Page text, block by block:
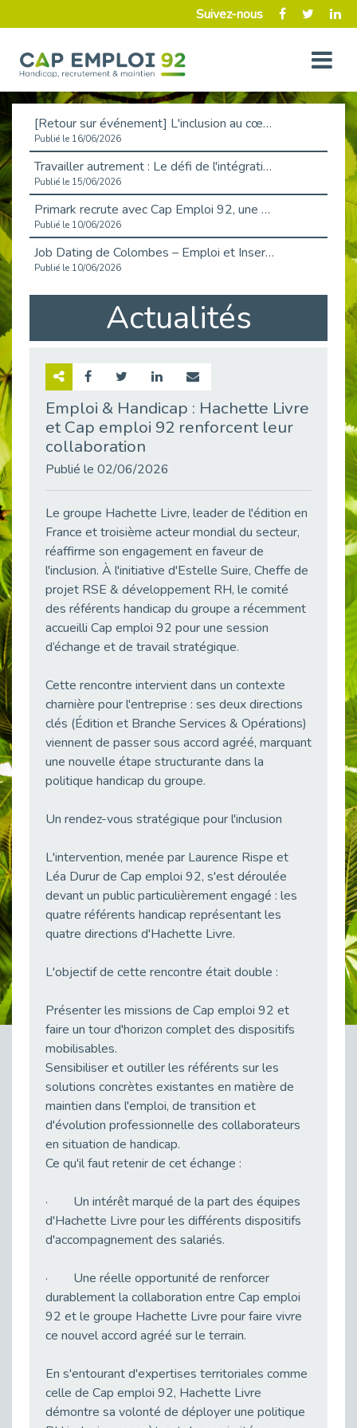
Suivez-nous
[Retour sur événement] L'inclusion au cœur de la Place de l'Emploi à La Défense !
Publié le 16/06/2026
Travailler autrement : Le défi de l'intégration des maladies chroniques en entreprise
Publié le 15/06/2026
Primark recrute avec Cap Emploi 92, une matinée couronnée de succès !
Publié le 10/06/2026
Job Dating de Colombes – Emploi et Insertion
Publié le 10/06/2026
Aborder l'entretien et la situation de handicap en toute confiance
Publié le 09/06/2026
Retour sur l’atelier « Optimiser sa recherche d’emploi »
Emploi & Handicap : Hachette Livre et Cap emploi 92 renforcent leur collaboration
Publié le 02/06/2026
« Confiance en soi et acceptation du handicap » : un levier puissant vers l’emploi
Publié le 22/05/2026
Handicap et emploi : une matinée pour briser les tabous
Publié le 21/05/2026
L’alternance : un levier stratégique pour recruter et inclure durablement
Publié le 18/05/2026
Publié le 12/05/2026
CAP EMPLOI 92 : L’inclusion portée à son sommet, bien au-delà des quotas
Publié le 12/05/2026
38 vidéos pour comprendre et agir durablement
Publié le 04/05/2026
Publié le 04/05/2026
L'alternance : un tremplin vers l'emploi aussi pour les personnes en situation de handicap
Témoignage : Le parcours de Marc, 44 ans
Publié le 30/04/2026
L’Aménagement Raisonnable : Un Levier pour l’Équité
Publié le 29/04/2026
Mobilisation pour l’alternance et le handicap
Publié le 24/04/2026
Handicap moteur et emploi : réussir ses recrutements vidéo
Publié le 23/04/2026
Publié le 22/04/2026
Publié le 20/04/2026
[RETOUR SUR] Une session de recrutement inclusive réussie à Asnières !
Publié le 20/04/2026
Cap Emploi 92 s'engage pour la santé mentale : La formation PSSM au cœur de l'accompagnement
Publié le 13/04/2026
Journée mondiale de la maladie de Parkinson : Mieux comprendre pour mieux accompagner
Publié le 11/04/2026
L’alternance pour tous : Cap Emploi 92 et Seine Ouest Entreprise et Emploi mobilisés à Boulogne-Billancourt
Actualités
Emploi & Handicap : Hachette Livre
et Cap emploi 92 renforcent leur
collaboration
Publié le 02/06/2026
Le groupe Hachette Livre, leader de l'édition en
France et troisième acteur mondial du secteur,
réaffirme son engagement en faveur de
l'inclusion. À l'initiative d'Estelle Suire, Cheffe de
projet RSE & développement RH, le comité
des référents handicap du groupe a récemment
accueilli Cap emploi 92 pour une session
d’échange et de travail stratégique.
Cette rencontre intervient dans un contexte
charnière pour l'entreprise : ses deux directions
clés (Édition et Branche Services & Opérations)
viennent de passer sous accord agréé, marquant
une nouvelle étape structurante dans la
politique handicap du groupe.
Un rendez-vous stratégique pour l'inclusion
L'intervention, menée par Laurence Rispe et
Léa Durur de Cap emploi 92, s'est déroulée
devant un public particulièrement engagé : les
quatre référents handicap représentant les
quatre directions d'Hachette Livre.
L'objectif de cette rencontre était double :
Présenter les missions de Cap emploi 92 et
faire un tour d'horizon complet des dispositifs
mobilisables.
Sensibiliser et outiller les référents sur les
solutions concrètes existantes en matière de
maintien dans l'emploi, de transition et
d'évolution professionnelle des collaborateurs
en situation de handicap.
Ce qu'il faut retenir de cet échange :
· Un intérêt marqué de la part des équipes
d'Hachette Livre pour les différents dispositifs
d'accompagnement des salariés.
· Une réelle opportunité de renforcer
durablement la collaboration entre Cap emploi
92 et le groupe Hachette Livre pour faire vivre
ce nouvel accord agréé sur le terrain.
En s'entourant d'expertises territoriales comme
celle de Cap emploi 92, Hachette Livre
démontre sa volonté de déployer une politique